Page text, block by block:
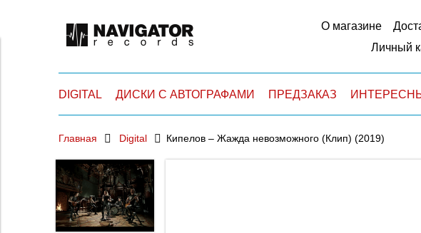
О магазине
Личный
DIGITAL ДИСКИ С АВТОГРАФАМИ ПРЕДЗАКАЗ
Главная Digital Кипелов – Жажда невозможного (Клип) (2019)